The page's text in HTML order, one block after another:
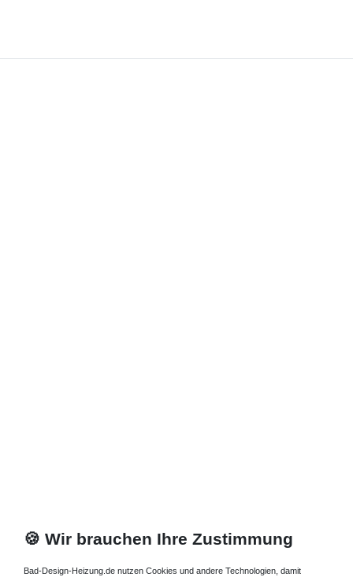
🍪 Wir brauchen Ihre Zustimmung
Bad-Design-Heizung.de nutzen Cookies und andere Technologien, damit